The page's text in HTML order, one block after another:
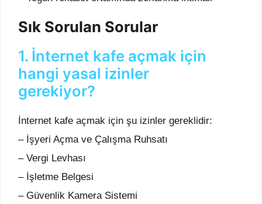
Sık Sorulan Sorular
1. İnternet kafe açmak için
hangi yasal izinler
gerekiyor?
İnternet kafe açmak için şu izinler gereklidir:
– İşyeri Açma ve Çalışma Ruhsatı
– Vergi Levhası
– İşletme Belgesi
– Güvenlik Kamera Sistemi